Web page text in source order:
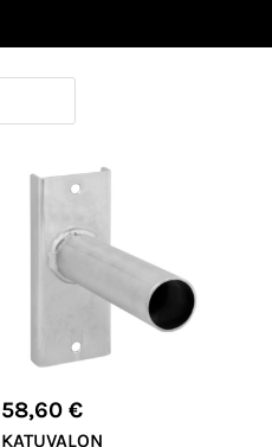
58,60 €
KATUVALON